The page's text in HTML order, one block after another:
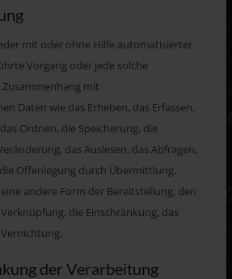
mit oder ohne Hilfe automatisierter
Vorgang oder jede solche
mit
Daten wie das Erheben, das Erfassen,
Ordnen, die Speicherung, die
das Auslesen, das Abfragen,
Offenlegung durch Übermittlung,
andere Form der Bereitstellung, den
die Einschränkung, das
der Verarbeitung